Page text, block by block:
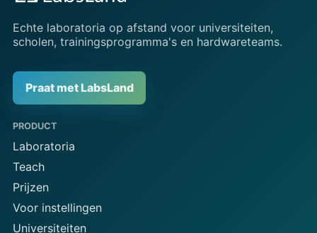
Echte laboratoria op afstand voor universiteiten,
scholen, trainingsprogramma's en hardwareteams.
Praat met LabsLand
PRODUCT
Laboratoria
Teach
Prijzen
Voor instellingen
Universiteiten